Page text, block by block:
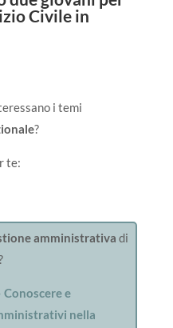
Civile in
i temi
?
te:
amministrativa di
e
nella